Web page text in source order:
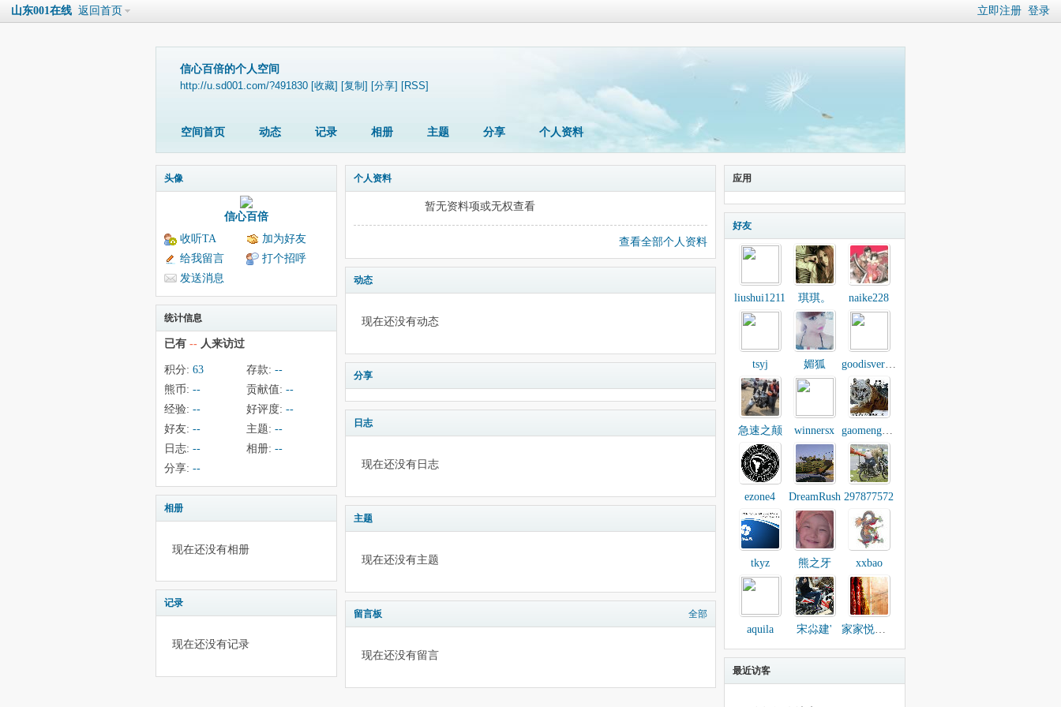
立即注册 登录
山东001在线 返回首页
信心百倍的个人空间
http://u.sd001.com/?491830 [收藏] [复制] [分享] [RSS]
空间首页 动态 记录 相册 主题 分享 个人资料
头像
信心百倍
收听TA
加为好友
给我留言
打个招呼
发送消息
统计信息
已有 -- 人来访过
积分: 63 存款: --
熊币: -- 贡献值: --
经验: -- 好评度: --
好友: -- 主题: --
日志: -- 相册: --
分享: --
相册
现在还没有相册
记录
现在还没有记录
个人资料
暂无资料项或无权查看
查看全部个人资料
动态
现在还没有动态
分享
日志
现在还没有日志
主题
现在还没有主题
留言板 全部
现在还没有留言
应用
好友
liushui1211 琪琪。 naike228
tsyj 媚狐 goodisveryok
急速之颠 winnersx gaomeng123
ezone4 DreamRush 297877572
tkyz 熊之牙 xxbao
aquila 宋尛建' 家家悦窗帘
最近访客